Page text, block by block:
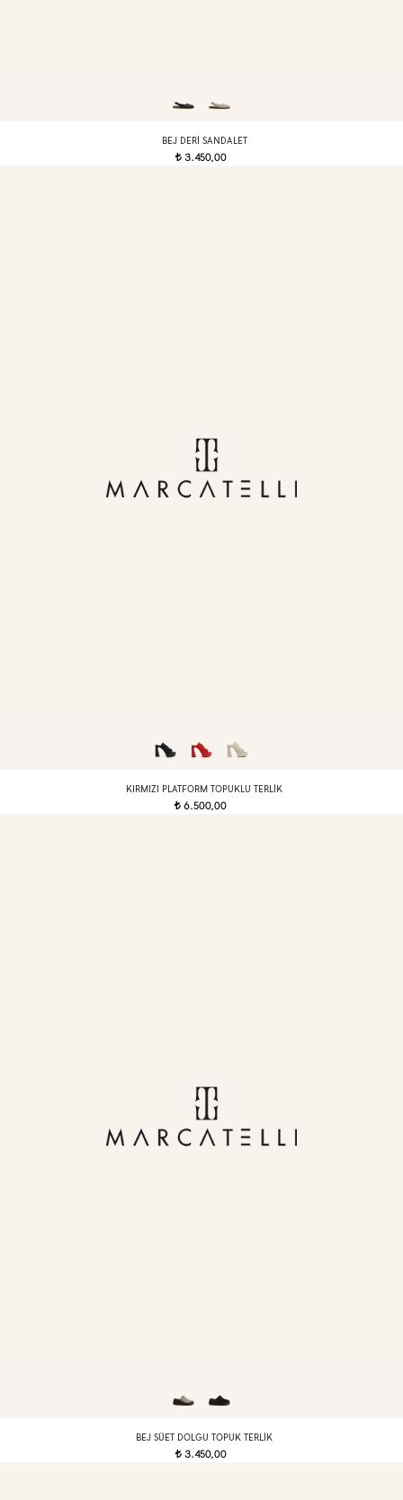
BEJ DERI SANDALET
t3.450,00
KIRMIZI PLATFORM TOPUKLU TERLIK
t 6.500,00
BEJ SÜET DOLGU TOPUK TERLIK
t3.450,00